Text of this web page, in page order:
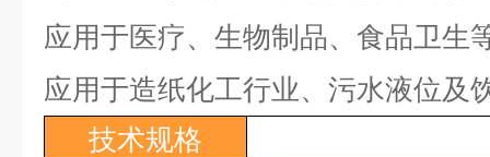
应用于医疗、生物制品、食品卫生
应用于造纸化工行业、污水液位及
技术规格